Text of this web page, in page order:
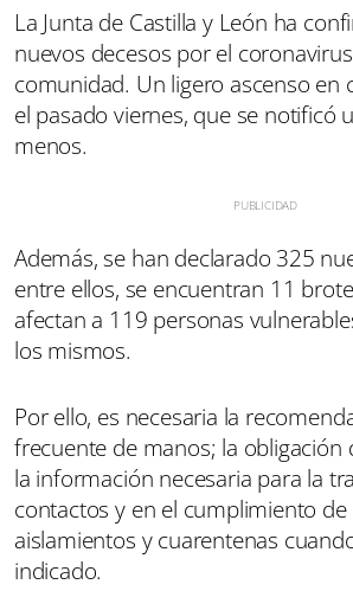
La Junta de Castilla y León ha
nuevos decesos por el
comunidad. Un ligero ascenso en
el pasado viernes, que se notificó
menos.
Además, se han declarado 325
entre ellos, se encuentran 11
afectan a 119 personas
los mismos.
Por ello, es necesaria la
frecuente de manos; la obligación
la información necesaria para la
contactos y en el cumplimiento
aislamientos y cuarentenas
indicado.